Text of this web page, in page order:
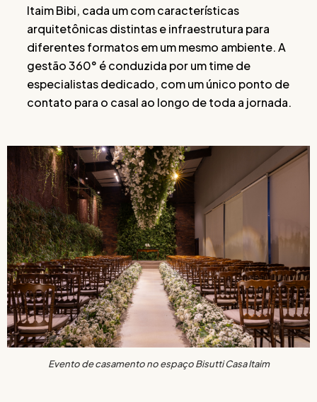
Itaim Bibi, cada um com características
arquitetônicas distintas e infraestrutura para
diferentes formatos em um mesmo ambiente. A
gestão 360° é conduzida por um time de
especialistas dedicado, com um único ponto de
contato para o casal ao longo de toda a jornada.
Evento de casamento no espaço Bisutti Casa Itaim